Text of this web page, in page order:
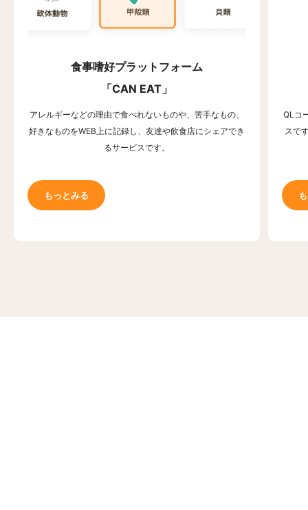
食事嗜好プラットフォーム
「CAN EAT」
アレルギーなどの理由で食べれないものや、苦手なもの、
好きなものをWEB上に記録し、友達や飲食店にシェアでき
るサービスです。
もっとみる
QLコ
スで